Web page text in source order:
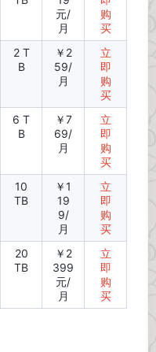
元/
月
购
买
2 T
B
￥2
59/
月
立
即
购
买
6 T
B
￥7
69/
月
立
即
购
买
10
TB
￥1
19
9/
月
立
即
购
买
20
TB
￥2
399
元/
月
立
即
购
买